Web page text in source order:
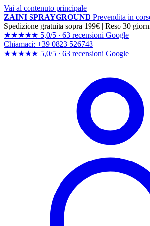
Vai al contenuto principale
ZAINI SPRAYGROUND Prevendita in
Spedizione gratuita sopra 199€ | Reso 30 giorni
★★★★★ 5,0/5 · 63 recensioni Google
Chiamaci: +39 0823 526748
★★★★★ 5,0/5 · 63 recensioni Google